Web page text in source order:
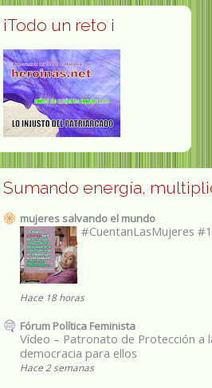
¡Todo un reto ¡
Sumando energía,
mujeres salvando el mundo
#CuentanLasMujeres
Hace 18 horas
Fórum Política Feminista
Vídeo – Patronato de Protección a
democracia para ellos
Hace 2 semanas